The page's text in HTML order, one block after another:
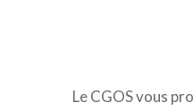
Le CGOS vous